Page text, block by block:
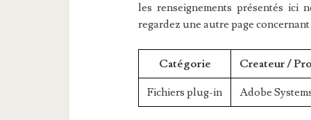
les renseignements présentés ici
regardez une autre page
Catégorie Createur /
Fichiers plug-in Adobe